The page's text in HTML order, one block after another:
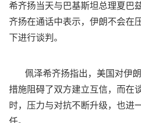
希齐扬当天与巴基斯坦总理夏巴
齐扬在通话中表示，伊朗不会在
下进行谈判。
佩泽希齐扬指出，美国对伊
措施阻碍了双方建立互信，而在
时，压力与对抗不断升级，也进